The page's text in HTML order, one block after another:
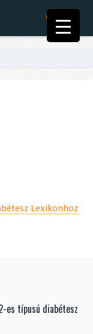
Lexikonhoz
es típusú diabétesz